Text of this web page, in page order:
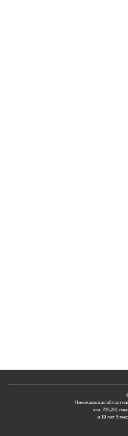
Николаевская
это: 705,261
и 19 лет 5